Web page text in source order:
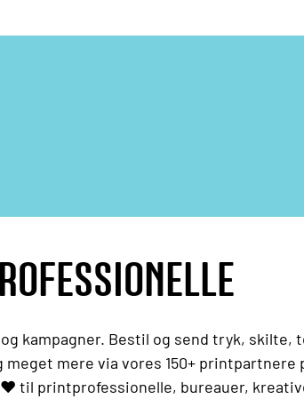
kampagner. Bestil og send tryk, skilte,
meget mere via vores 150+ printpartnere
til printprofessionelle, bureauer,